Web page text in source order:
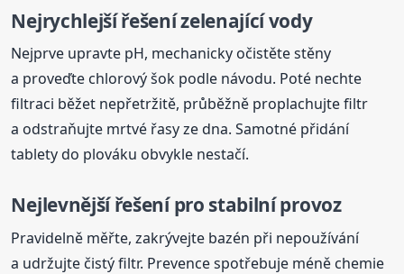
Nejrychlejší řešení zelenající vody
Nejprve upravte pH, mechanicky očistěte stěny
a proveďte chlorový šok podle návodu. Poté nechte
filtraci běžet nepřetržitě, průběžně proplachujte filtr
a odstraňujte mrtvé řasy ze dna. Samotné přidání
tablety do plováku obvykle nestačí.
Nejlevnější řešení pro stabilní provoz
Pravidelně měřte, zakrývejte bazén při nepoužívání
a udržujte čistý filtr. Prevence spotřebuje méně chemie